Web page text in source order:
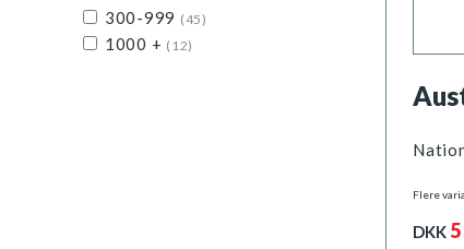
300-999 (45)
1000 + (12)
Flere
DKK